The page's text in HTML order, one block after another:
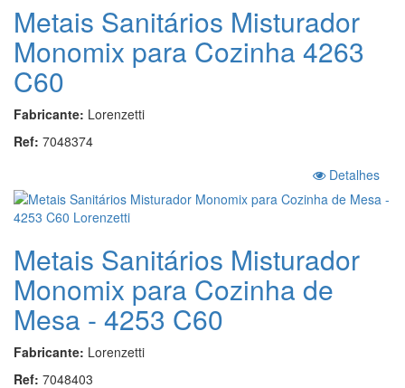
Metais Sanitários Misturador
Monomix para Cozinha 4263
C60
Fabricante: Lorenzetti
Ref: 7048374
Detalhes
Metais Sanitários Misturador
Monomix para Cozinha de
Mesa - 4253 C60
Fabricante: Lorenzetti
Ref: 7048403